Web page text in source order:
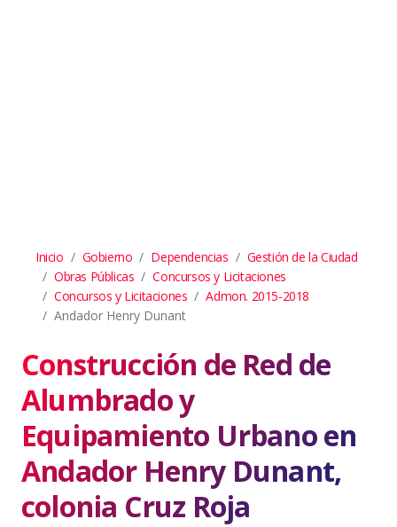
Inicio Gobierno Dependencias
Gestión de la Ciudad
Obras Públicas
Concursos y Licitaciones
Concursos y Licitaciones
Admon. 2015-2018
Andador Henry Dunant
Construcción de Red de
Alumbrado y
Equipamiento Urbano en
Andador Henry Dunant,
colonia Cruz Roja